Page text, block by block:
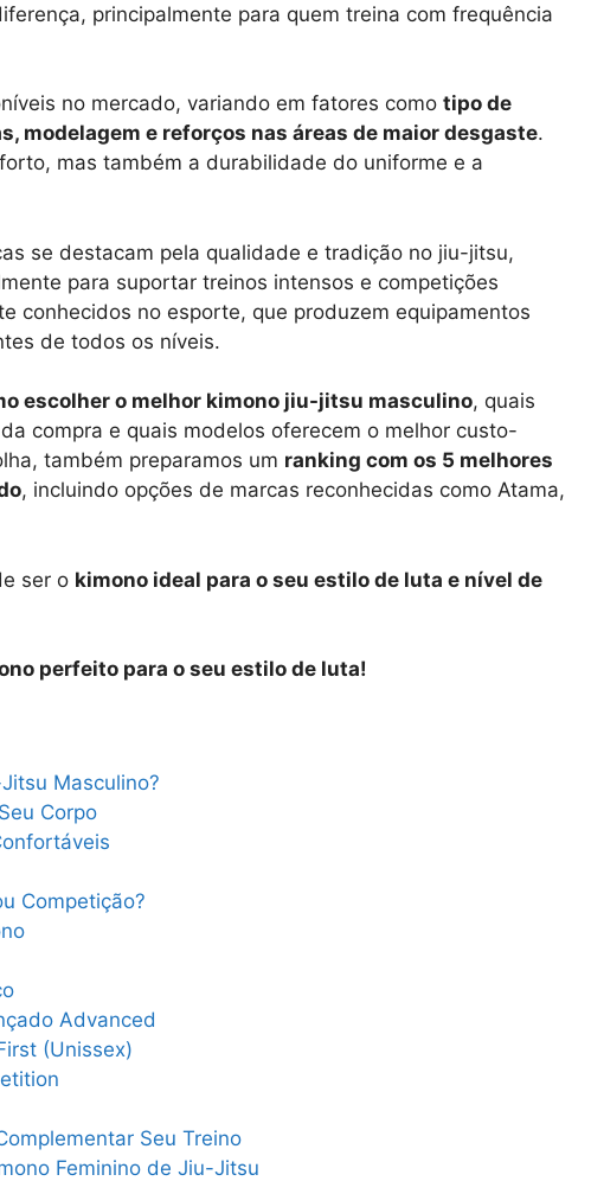
principalmente para quem treina com frequência
no mercado, variando em fatores como tipo de
modelagem e reforços nas áreas de maior desgaste.
mas também a durabilidade do uniforme e a
se destacam pela qualidade e tradição no jiu-jitsu,
para suportar treinos intensos e competições
conhecidos no esporte, que produzem equipamentos
de todos os níveis.
escolher o melhor kimono jiu-jitsu masculino, quais
compra e quais modelos oferecem o melhor custo-
também preparamos um ranking com os 5 melhores
, incluindo opções de marcas reconhecidas como Atama,
ser o kimono ideal para o seu estilo de luta e nível de
perfeito para o seu estilo de luta!
Masculino?
Corpo
Competição?
Advanced
(Unissex)
Seu Treino
Feminino de Jiu-Jitsu